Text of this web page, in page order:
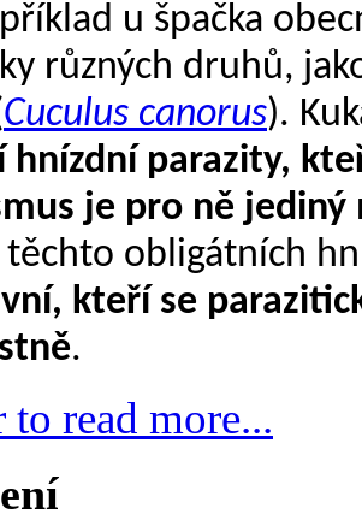
u špačka
různých druhů,
Cuculus canorus).
hnízdní parazity,
je pro ně jediný
těchto obligátních
kteří se
.
to read more...